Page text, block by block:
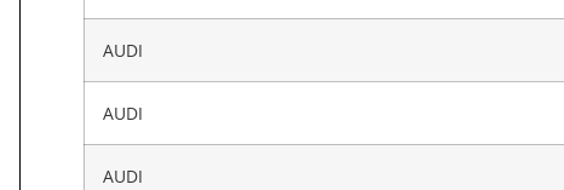
AUDI
AUDI
AUDI